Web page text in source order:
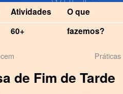
Atividades
60+
O que
fazemos?
de Fim de Tarde